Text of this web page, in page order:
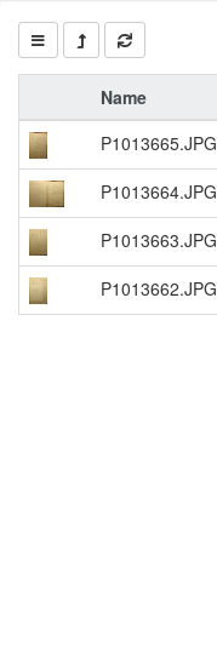
Name
P1013665.JPG
P1013664.JPG
P1013663.JPG
P1013662.JPG